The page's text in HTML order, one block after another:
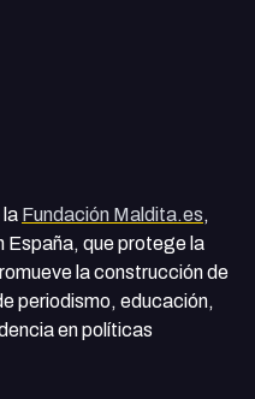
la Fundación Maldita.es,
España, que protege la
la construcción de
periodismo, educación,
en políticas